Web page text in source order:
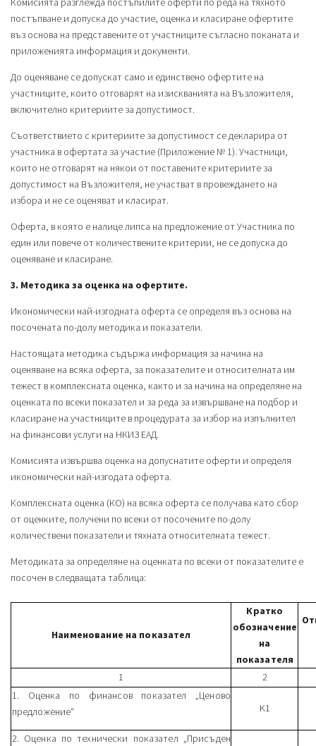
постъпване и допуска до участие, оценка и класиране офертите
въз основа на представените от участниците съгласно поканата и
приложенията информация и документи.
До оценяване се допускат само и единствено офертите на
участниците, които отговарят на изискванията на Възложителя,
включително критериите за допустимост.
Съответствието с критериите за допустимост се декларира от
участника в офертата за участие (Приложение № 1). Участници,
които не отговарят на някои от поставените критериите за
допустимост на Възложителя, не участват в провеждането на
избора и не се оценяват и класират.
Оферта, в която е налице липса на предложение от Участника по
един или повече от количествените критерии, не се допуска до
оценяване и класиране.
3. Методика за оценка на офертите.
Икономически най-изгодната оферта се определя въз основа на
посочената по-долу методика и показатели.
Настоящата методика съдържа информация за начина на
оценяване на всяка оферта, за показателите и относителната им
тежест в комплексната оценка, както и за начина на определяне на
оценката по всеки показател и за реда за извършване на подбор и
класиране на участниците в процедурата за избор на изпълнител
на финансови услуги на НКИЗ ЕАД.
Комисията извършва оценка на допуснатите оферти и определя
икономически най-изгодата оферта.
Комплексната оценка (КО) на всяка оферта се получава като сбор
от оценките, получени по всеки от посочените по-долу
количествени показатели и тяхната относителната тежест.
Методиката за определяне на оценката по всеки от показателите е
посочен в следващата таблица:
Наименование на показател
Кратко
обозначение
на
показателя
1
2
1. Оценка по финансов показател „Ценово
предложение“
K1
2. Оценка по технически показател „Присъден